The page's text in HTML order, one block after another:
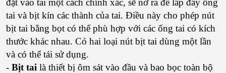
tai và bịt kín các thành của tai. Điều này cho phép nút
bịt tai bằng bọt có thể phù hợp với các ống tai có kích
thước khác nhau. Có hai loại nút bịt tai dùng một lần
và có thể tái sử dụng.
- Bịt tai là thiết bị ôm sát vào đầu và bao bọc toàn bộ